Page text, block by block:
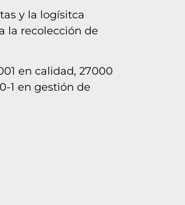
y la logísitca
la recolección de
en calidad, 27000
1 en gestión de